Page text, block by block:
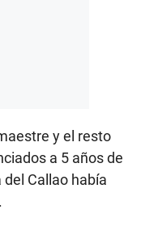
y el resto
a 5 años de
Callao había